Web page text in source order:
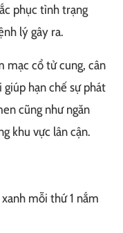
phục tình trạng
lý gây ra.
mạc cổ tử cung, cân
hạn chế sự phát
cũng như ngăn
khu vực lân cận.
mỗi thứ 1 nắm